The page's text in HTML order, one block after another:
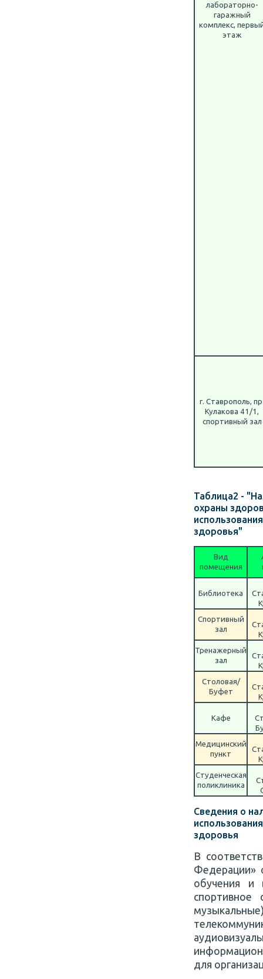
лабораторно-
гаражный
комплекс,
этаж
г. Ставрополь,
Кулакова 41/1,
спортивный зал
Таблица2 -
охраны
здоровья"
Вид
помещения
Библиотека
Спортивный
зал
Тренажерный
зал
Столовая/
Буфет
Кафе
Медицинский
пункт
Студенческая
поликлиника
Сведения о
здоровья
В
Федерации»
обучения и
спортивное
для